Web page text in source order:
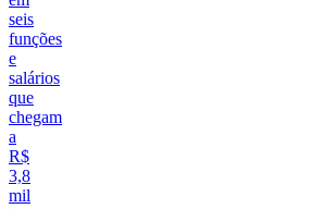
seis
funções
e
salários
que
chegam
a
R$
3,8
mil